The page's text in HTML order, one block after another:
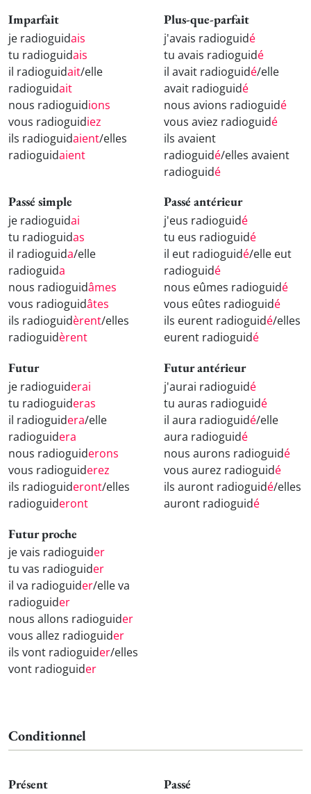
Imparfait
je radioguidais
tu radioguidais
il radioguidait/elle
radioguidait
nous radioguidions
vous radioguidiez
ils radioguidaient/elles
radioguidaient
Plus-que-parfait
j'avais radioguidé
tu avais radioguidé
il avait radioguidé/elle
avait radioguidé
nous avions radioguidé
vous aviez radioguidé
ils avaient
radioguidé/elles avaient
radioguidé
Passé simple
je radioguidai
tu radioguidas
il radioguida/elle
radioguida
nous radioguidâmes
vous radioguidâtes
ils radioguidèrent/elles
radioguidèrent
Passé antérieur
j'eus radioguidé
tu eus radioguidé
il eut radioguidé/elle eut
radioguidé
nous eûmes radioguidé
vous eûtes radioguidé
ils eurent radioguidé/elles
eurent radioguidé
Futur
je radioguiderai
tu radioguideras
il radioguidera/elle
radioguidera
nous radioguiderons
vous radioguiderez
ils radioguideront/elles
radioguideront
Futur antérieur
j'aurai radioguidé
tu auras radioguidé
il aura radioguidé/elle
aura radioguidé
nous aurons radioguidé
vous aurez radioguidé
ils auront radioguidé/elles
auront radioguidé
Futur proche
je vais radioguider
tu vas radioguider
il va radioguider/elle va
radioguider
nous allons radioguider
vous allez radioguider
ils vont radioguider/elles
vont radioguider
Conditionnel
Présent Passé